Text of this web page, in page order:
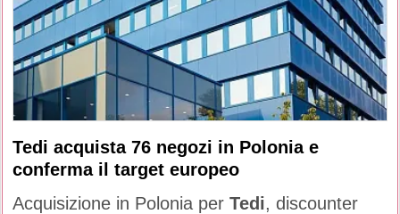
Tedi acquista 76 negozi in Polonia e
conferma il target europeo
Acquisizione in Polonia per Tedi, discounter